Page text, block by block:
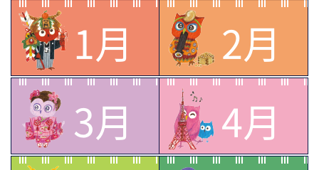
1月
2月
3月
4月